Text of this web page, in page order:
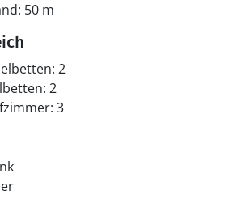
50 m
2
2
3